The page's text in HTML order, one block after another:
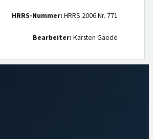
HRRS-Nummer: HRRS 2006 Nr. 771
Bearbeiter: Karsten Gaede